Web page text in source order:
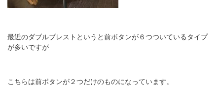
最近のダブルブレストというと前ボタンが６つついているタイプ
が多いですが
こちらは前ボタンが２つだけのものになっています。